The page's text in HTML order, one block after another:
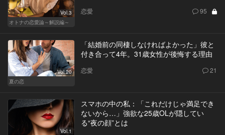
Vol.3
オトナの恋愛論～解説編～
恋愛 95
Vol.20
夏の恋
「結婚前の同棲しなければよかった」彼と
付き合って4年。31歳女性が後悔する理由
恋愛 21
Vol.1
スマホの中の私：「これだけじゃ満足でき
ないから…」強欲な25歳OLが隠してい
る“夜の顔”とは